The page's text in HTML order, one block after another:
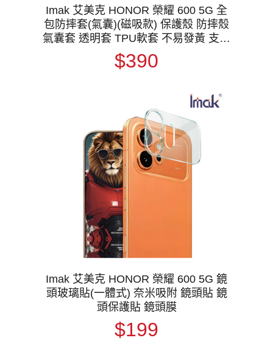
Imak 艾美克 HONOR 榮耀 600 5G 全
包防摔套(氣囊)(磁吸款) 保護殼 防摔殼
氣囊套 透明套 TPU軟套 不易發黃 支援
MagSafe
$390
Imak 艾美克 HONOR 榮耀 600 5G 鏡
頭玻璃貼(一體式) 奈米吸附 鏡頭貼 鏡
頭保護貼 鏡頭膜
$199